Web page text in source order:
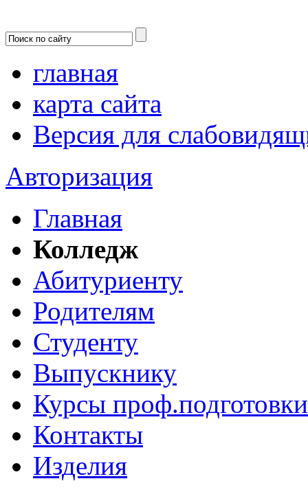
главная
карта сайта
Версия для
Авторизация
Главная
Колледж
Абитуриенту
Родителям
Студенту
Выпускнику
Курсы проф.подготовки
Контакты
Изделия